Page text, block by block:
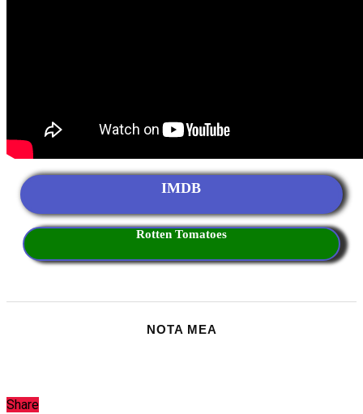
IMDB
Rotten Tomatoes
Share